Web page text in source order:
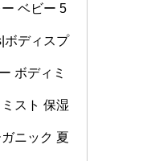
ベビー 5
ボディスプ
ボディミ
スト 保湿
ニック 夏